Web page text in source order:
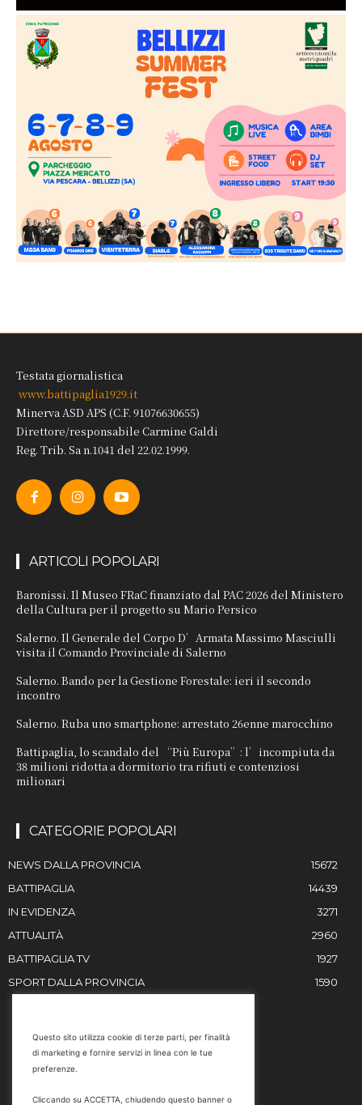
Testata giornalistica
www.battipaglia1929.it
Minerva ASD APS (C.F. 91076630655)
Direttore/responsabile Carmine Galdi
Reg. Trib. Sa n.1041 del 22.02.1999.
ARTICOLI POPOLARI
Baronissi. Il Museo FRaC finanziato dal PAC 2026 del Ministero
della Cultura per il progetto su Mario Persico
Salerno. Il Generale del Corpo D’Armata Massimo Masciulli
visita il Comando Provinciale di Salerno
Salerno. Bando per la Gestione Forestale: ieri il secondo
incontro
Salerno. Ruba uno smartphone: arrestato 26enne marocchino
Battipaglia, lo scandalo del “Più Europa”: l’incompiuta da
38 milioni ridotta a dormitorio tra rifiuti e contenziosi
milionari
CATEGORIE POPOLARI
NEWS DALLA PROVINCIA
15672
BATTIPAGLIA
14439
IN EVIDENZA
3271
ATTUALITÀ
2960
BATTIPAGLIA TV
1927
SPORT DALLA PROVINCIA
1590
Email
Questo sito utilizza cookie di terze parti, per finalità
di marketing e fornire servizi in linea con le tue
preferenze.
Cliccando su ACCETTA, chiudendo questo banner o